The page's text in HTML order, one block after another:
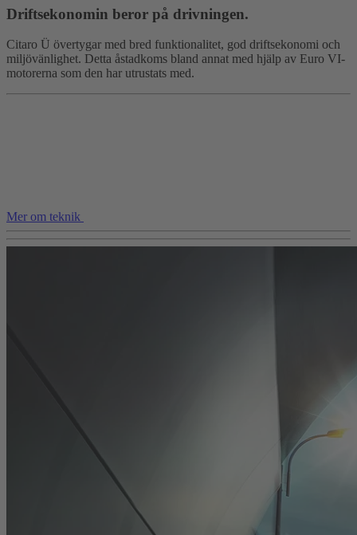
Driftsekonomin beror på drivningen.
Citaro Ü övertygar med bred funktionalitet, god driftsekonomi och
miljövänlighet. Detta åstadkoms bland annat med hjälp av Euro VI-
motorerna som den har utrustats med.
Mer om teknik